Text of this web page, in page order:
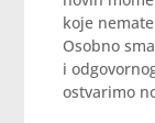
koje
Osobno
i
ostvarimo